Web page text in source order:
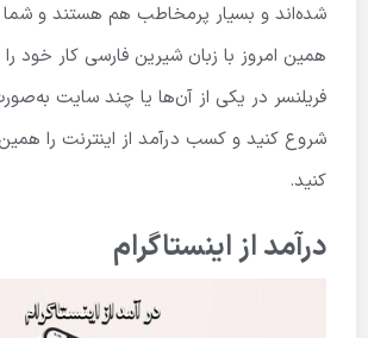
شده‌اند و بسیار پرمخاطب هم هستند و شما
همین امروز با زبان شیرین فارسی کار خود
فریلنسر در یکی از آن‌ها یا چند سایت
شروع کنید و کسب درآمد از اینترنت را همین
کنید.
درآمد از اینستاگرام